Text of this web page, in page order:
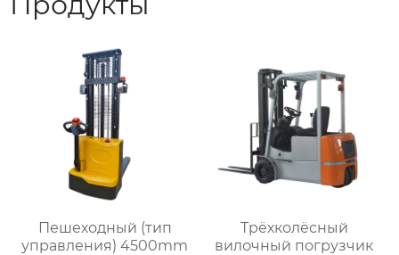
Пешеходный (тип
управления) 4500mm
Трёхколёсный
вилочный погрузчик